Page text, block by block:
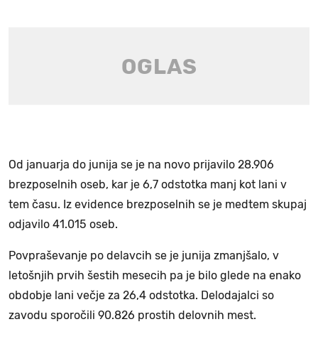
Od januarja do junija se je na novo prijavilo 28.906
brezposelnih oseb, kar je 6,7 odstotka manj kot lani v
tem času. Iz evidence brezposelnih se je medtem skupaj
odjavilo 41.015 oseb.
Povpraševanje po delavcih se je junija zmanjšalo, v
letošnjih prvih šestih mesecih pa je bilo glede na enako
obdobje lani večje za 26,4 odstotka. Delodajalci so
zavodu sporočili 90.826 prostih delovnih mest.